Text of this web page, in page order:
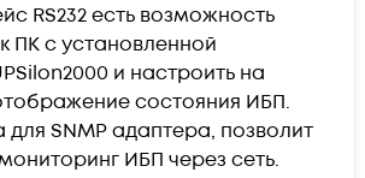
RS232 есть возможность
ПК с установленной
и настроить на
состояния ИБП.
SNMP адаптера, позволит
ИБП через сеть.